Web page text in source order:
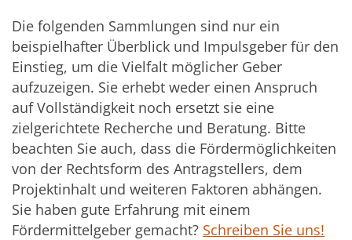
Die folgenden Sammlungen sind nur ein
beispielhafter Überblick und Impulsgeber für den
Einstieg, um die Vielfalt möglicher Geber
aufzuzeigen. Sie erhebt weder einen Anspruch
auf Vollständigkeit noch ersetzt sie eine
zielgerichtete Recherche und Beratung. Bitte
beachten Sie auch, dass die Fördermöglichkeiten
von der Rechtsform des Antragstellers, dem
Projektinhalt und weiteren Faktoren abhängen.
Sie haben gute Erfahrung mit einem
Fördermittelgeber gemacht? Schreiben Sie uns!